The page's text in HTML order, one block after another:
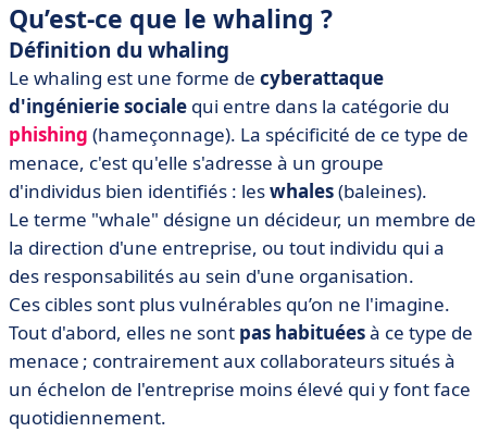
Qu’est-ce que le whaling ?
Définition du whaling
Le whaling est une forme de cyberattaque
d'ingénierie sociale qui entre dans la catégorie du
phishing (hameçonnage). La spécificité de ce type de
menace, c'est qu'elle s'adresse à un groupe
d'individus bien identifiés : leswhales(baleines).
Le terme "whale" désigne un décideur, un membre de
la direction d'une entreprise, ou tout individu qui a
des responsabilités au sein d'une organisation.
Ces cibles sont plus vulnérables qu’on ne l'imagine.
Tout d'abord, elles ne sont pas habituéesà ce type de
menace ; contrairement aux collaborateurs situés à
un échelon de l'entreprise moins élevé qui y font face
quotidiennement.